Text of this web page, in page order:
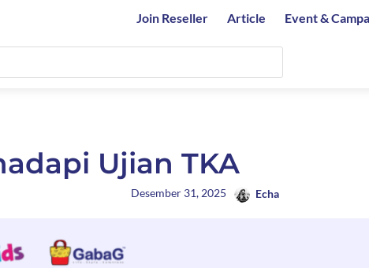
Join Reseller Article Event &
Ujian TKA
Desember 31, 2025 Echa